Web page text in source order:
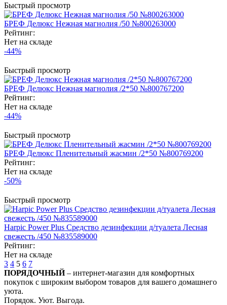
Быстрый просмотр
БРЕФ Делюкс Нежная магнолия /50 №800263000
Рейтинг:
Нет на складе
-44%
Быстрый просмотр
БРЕФ Делюкс Нежная магнолия /2*50 №800767200
Рейтинг:
Нет на складе
-44%
Быстрый просмотр
БРЕФ Делюкс Пленительный жасмин /2*50 №800769200
Рейтинг:
Нет на складе
-50%
Быстрый просмотр
Harpic Power Plus Средство дезинфекции д/туалета Лесная
свежесть /450 №835589000
Рейтинг:
Нет на складе
3 4 5 6 7
ПОРЯДОЧНЫЙ– интернет-магазин для комфортных
покупок с широким выбором товаров для вашего домашнего
уюта.
Порядок. Уют. Выгода.